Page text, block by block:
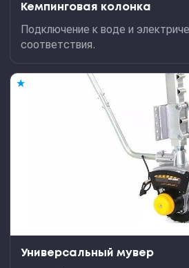
Кемпинговая колонка
Подключение к воде и
соответствия.
★
Универсальный мувер